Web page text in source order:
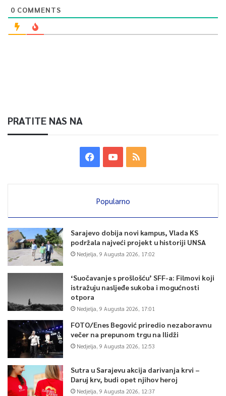
0 COMMENTS
PRATITE NAS NA
Popularno
Sarajevo dobija novi kampus, Vlada KS
podržala najveći projekt u historiji UNSA
Nedjelja, 9 Augusta 2026, 17:02
‘Suočavanje s prošlošću’ SFF-a: Filmovi koji
istražuju nasljeđe sukoba i mogućnosti
otpora
Nedjelja, 9 Augusta 2026, 17:01
FOTO/Enes Begović priredio nezaboravnu
večer na prepunom trgu na Ilidži
Nedjelja, 9 Augusta 2026, 12:53
Sutra u Sarajevu akcija darivanja krvi –
Daruj krv, budi opet njihov heroj
Nedjelja, 9 Augusta 2026, 12:37